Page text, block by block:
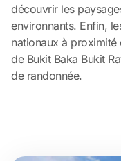
découvrir les
environnants. Enfin,
nationaux à
de Bukit Baka Bukit
de randonnée.